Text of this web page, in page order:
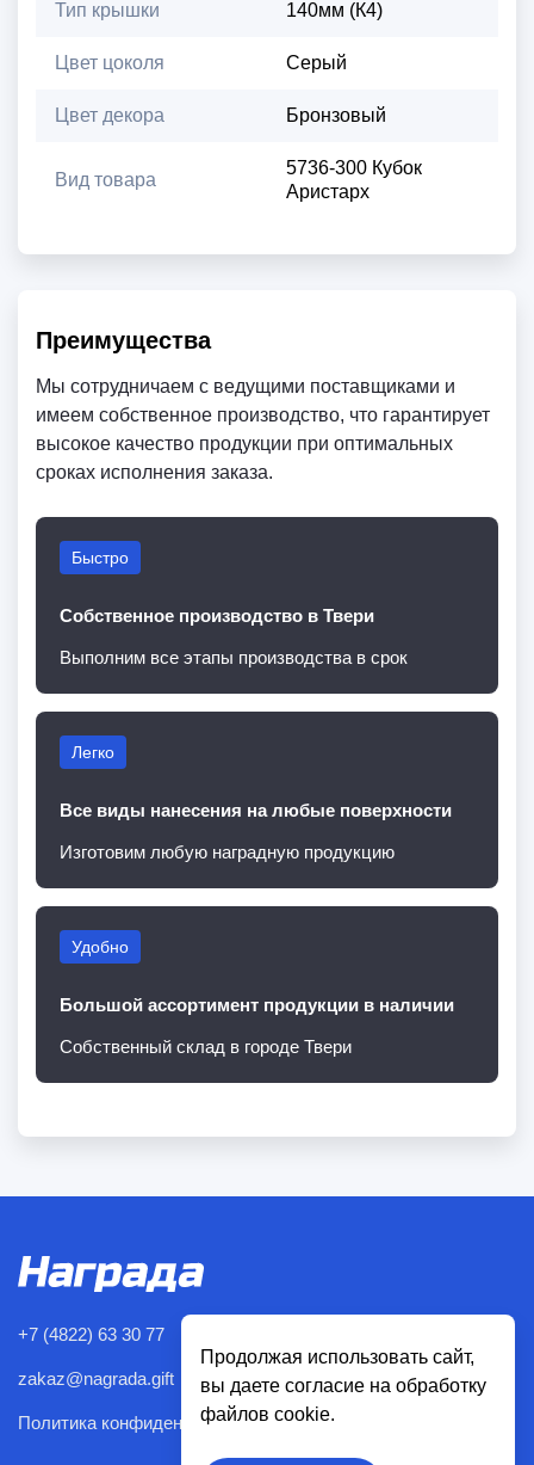
Тип крышки 140мм (К4)
Цвет цоколя Серый
Цвет декора Бронзовый
Вид товара
5736-300 Кубок
Аристарх
Преимущества
Мы сотрудничаем с ведущими поставщиками и
имеем собственное производство, что гарантирует
высокое качество продукции при оптимальных
сроках исполнения заказа.
Быстро
Собственное производство в Твери
Выполним все этапы производства в срок
Легко
Все виды нанесения на любые поверхности
Изготовим любую наградную продукцию
Удобно
Большой ассортимент продукции в наличии
Собственный склад в городе Твери
+7 (4822) 63 30 77
zakaz@nagrada.gift
Политика конфиденциальности
Продолжая использовать сайт,
вы даете согласие на обработку
файлов cookie.